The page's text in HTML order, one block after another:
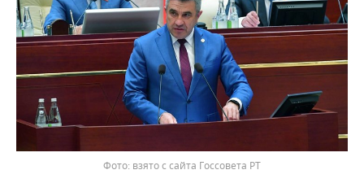
взято с сайта Госсовета РТ